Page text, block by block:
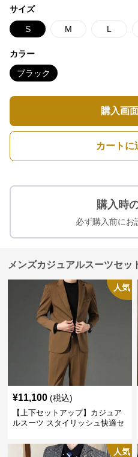
サイズ
S M L
カラー
ブラック
購入画
カートに
購入時
必ず購入前にお
メンズカジュアルスーツセッ
人気
¥11,100 (税込)
【上下セットアップ】カジュア
ルスーツ スタイリッシュ快適セ
人気